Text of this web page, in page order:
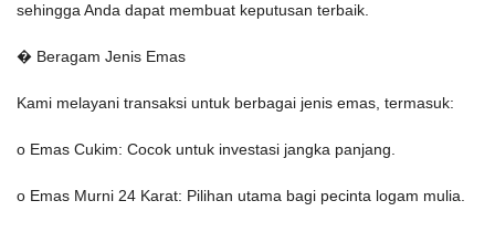
sehingga Anda dapat membuat keputusan terbaik.
� Beragam Jenis Emas
Kami melayani transaksi untuk berbagai jenis emas, termasuk:
o Emas Cukim: Cocok untuk investasi jangka panjang.
o Emas Murni 24 Karat: Pilihan utama bagi pecinta logam mulia.